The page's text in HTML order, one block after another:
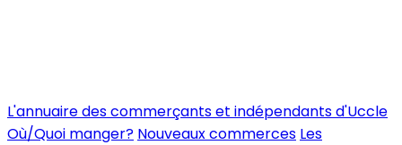
L'annuaire des commerçants et indépendants d'Uccle
Où/Quoi manger? Nouveaux commerces Les